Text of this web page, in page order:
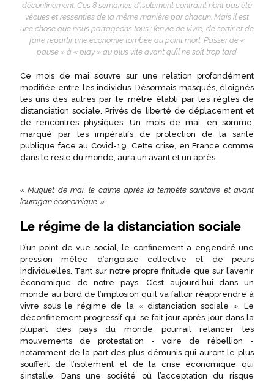
déconfinement. Ces 8 semaines d’isolement contraint n’ont pas été
vécues et ressenties de la même manière par chacun. Mais il est
une chose que nous partageons tous : l’envie de vivre, de sortir et de
faire repartir une économie tombée au point mort. Passer de «
pause » à « play » au plus vite avant qu’il ne soit trop tard.
Ce mois de mai s’ouvre sur une relation profondément
modifiée entre les individus. Désormais masqués, éloignés
les uns des autres par le mètre établi par les règles de
distanciation sociale. Privés de liberté de déplacement et
de rencontres physiques. Un mois de mai, en somme,
marqué par les impératifs de protection de la santé
publique face au Covid-19. Cette crise, en France comme
dans le reste du monde, aura un avant et un après.
« Muguet de mai, le calme après la tempête sanitaire et avant
l’ouragan économique. »
Le régime de la distanciation sociale
D’un point de vue social, le confinement a engendré une
pression mêlée d’angoisse collective et de peurs
individuelles. Tant sur notre propre finitude que sur l’avenir
économique de notre pays. C’est aujourd’hui dans un
monde au bord de l’implosion qu’il va falloir réapprendre à
vivre sous le régime de la « distanciation sociale ». Le
déconfinement progressif qui se fait jour après jour dans la
plupart des pays du monde pourrait relancer les
mouvements de protestation - voire de rébellion -
notamment de la part des plus démunis qui auront le plus
souffert de l’isolement et de la crise économique qui
s’installe. Dans une société où l’acceptation du risque